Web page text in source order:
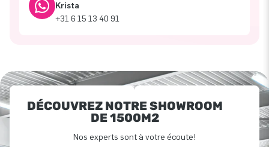
Krista
+31 6 15 13 40 91
DÉCOUVREZ NOTRE SHOWROOM
DE 1500M2
Nos experts sont à votre écoute!